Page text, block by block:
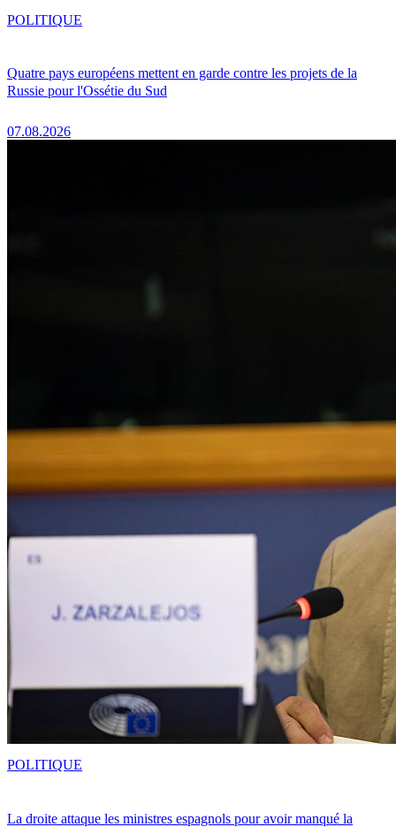
Quatre pays européens mettent en garde contre les projets de la
Russie pour l'Ossétie du Sud
07.08.2026
POLITIQUE
La droite attaque les ministres espagnols pour avoir manqué la
POLITIQUE